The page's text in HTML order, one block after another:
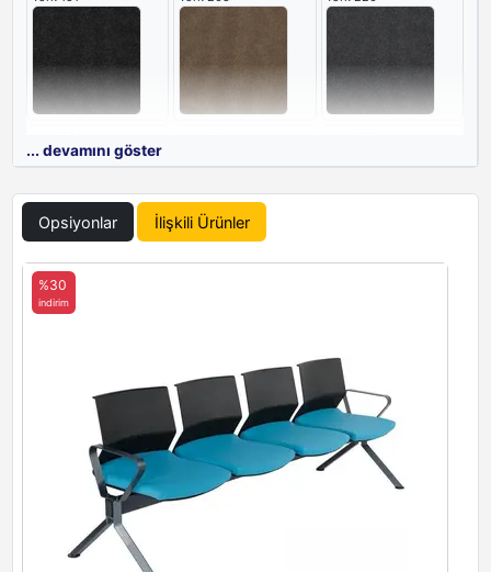
York 266
... devamını göster
Opsiyonlar İlişkili Ürünler
%30
indirim